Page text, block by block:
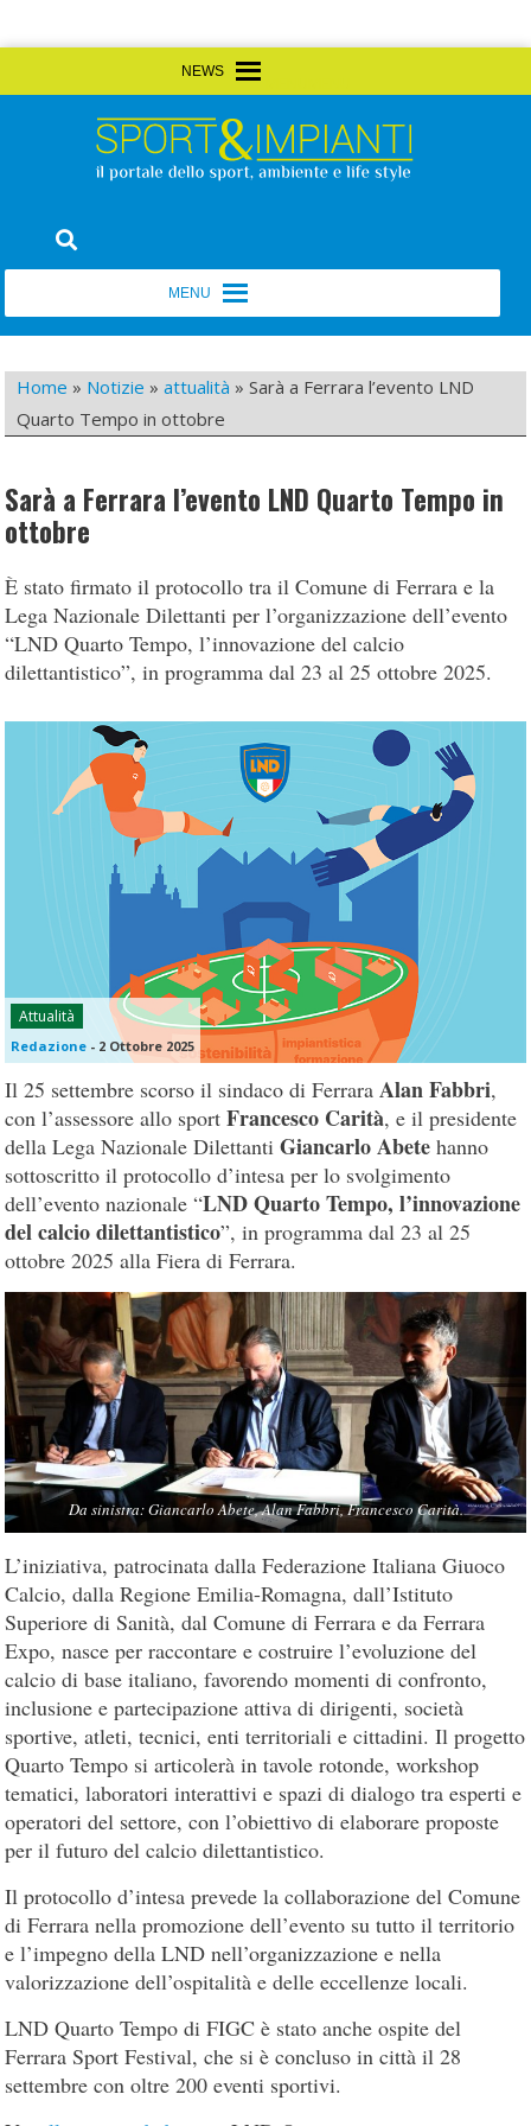
to
Sport&Impianti
Home » Notizie »attualità »Sarà a Ferrara l’evento LND
Quarto Tempo in ottobre
Sarà a Ferrara l’evento LND Quarto Tempo in
ottobre
È stato firmato il protocollo tra il Comune di Ferrara e la
Lega Nazionale Dilettanti per l’organizzazione dell’evento
“LND Quarto Tempo, l’innovazione del calcio
dilettantistico”, in programma dal 23 al 25 ottobre 2025.
Attualità
Redazione - 2 Ottobre 2025
Il 25 settembre scorso il sindaco di Ferrara Alan Fabbri,
con l’assessore allo sportFrancesco Carità, e il presidente
della Lega Nazionale DilettantiGiancarlo Abete hanno
sottoscritto il protocollo d’intesa per lo svolgimento
dell’evento nazionale “LND Quarto Tempo, l’innovazione
del calcio dilettantistico”, in programma dal 23 al 25
ottobre 2025 alla Fiera di Ferrara.
Da sinistra: Giancarlo Abete, Alan Fabbri, Francesco Carità.
L’iniziativa, patrocinata dalla Federazione Italiana Giuoco
Calcio, dalla Regione Emilia-Romagna, dall’Istituto
Superiore di Sanità, dal Comune di Ferrara e da Ferrara
Expo, nasce per raccontare e costruire l’evoluzione del
calcio di base italiano, favorendo momenti di confronto,
inclusione e partecipazione attiva di dirigenti, società
sportive, atleti, tecnici, enti territoriali e cittadini. Il progetto
Quarto Tempo si articolerà in tavole rotonde, workshop
tematici, laboratori interattivi e spazi di dialogo tra esperti e
operatori del settore, con l’obiettivo di elaborare proposte
per il futuro del calcio dilettantistico.
Il protocollo d’intesa prevede la collaborazione del Comune
di Ferrara nella promozione dell’evento su tutto il territorio
e l’impegno della LND nell’organizzazione e nella
valorizzazione dell’ospitalità e delle eccellenze locali.
LND Quarto Tempo di FIGC è stato anche ospite del
Ferrara Sport Festival, che si è concluso in città il 28
settembre con oltre 200 eventi sportivi.